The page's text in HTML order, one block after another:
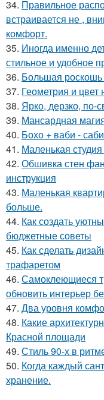
34. Правильное
встраивается не ,
комфорт.
35. Иногда именно
стильное и удобное
36. Большая
37. Геометрия и
38. Ярко, дерзко, по-
39. Мансардная
40. Бохо + ваби -
41. Маленькая
42. Обшивка стен
инструкция
43. Маленькая
больше.
44. Как создать
бюджетные советы
45. Как сделать
трафаретом
46. Самоклеющиеся
обновить интерьер
47. Два уровня
48. Какие
Красной площади
49. Стиль 90-х в
50. Когда каждый
хранение.